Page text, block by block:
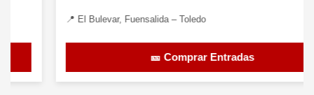
📍 El Bulevar, Fuensalida – Toledo
🎫 Comprar Entradas